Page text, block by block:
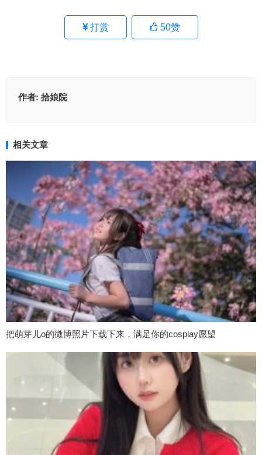
打赏 50赞
作者: 拾娘院
相关文章
把萌芽儿o的微博照片下载下来，满足你的cosplay愿望